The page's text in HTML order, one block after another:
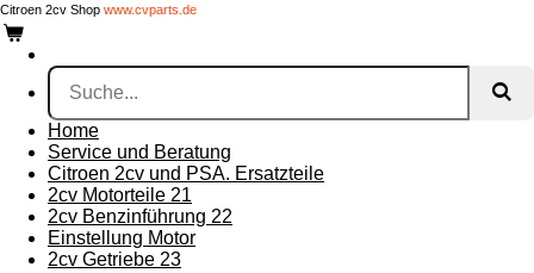
Citroen 2cv Shop www.cvparts.de
Home
Service und Beratung
Citroen 2cv und PSA. Ersatzteile
2cv Motorteile 21
2cv Benzinführung 22
Einstellung Motor
2cv Getriebe 23